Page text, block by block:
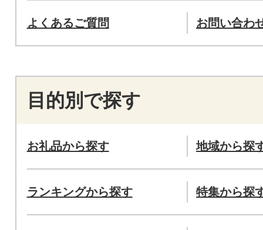
よくあるご質問 お問い合わ
目的別で探す
お礼品から探す 地域から探
ランキングから探す 特集から探